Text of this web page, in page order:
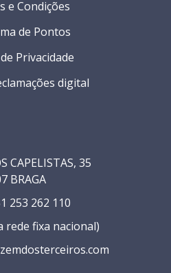
CAPELISTAS, 35
BRAGA
253 262 110
rede fixa nacional)
e Condições
de Pontos
Privacidade
digital